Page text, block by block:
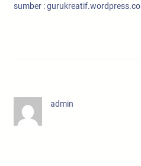
sumber :
admin